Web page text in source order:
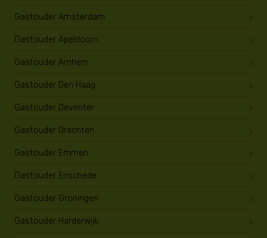
Gastouder Amsterdam
Gastouder Apeldoorn
Gastouder Arnhem
Gastouder Den Haag
Gastouder Deventer
Gastouder Drachten
Gastouder Emmen
Gastouder Enschede
Gastouder Groningen
Gastouder Harderwijk